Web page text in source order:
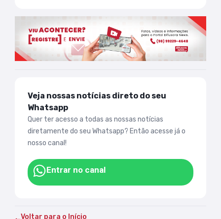
Veja nossas notícias direto do seu
Whatsapp
Quer ter acesso a todas as nossas notícias
diretamente do seu Whatsapp? Então acesse já o
nosso canal!
Entrar no canal
Voltar para o Início